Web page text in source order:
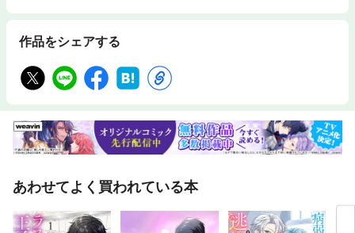
作品をシェアする
あわせてよく買われている本